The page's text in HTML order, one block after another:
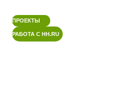
ПРОЕКТЫ
РАБОТА С HH.RU